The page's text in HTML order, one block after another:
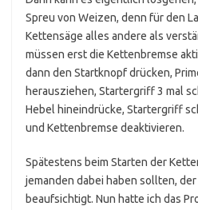
Spreu von Weizen, denn für den
Kettensäge alles andere als
müssen erst die Kettenbremse
dann den Startknopf drücken,
herausziehen, Startergriff 3 mal
Hebel hineindrücke, Startergriff
und Kettenbremse deaktivieren.
Spätestens beim Starten der
jemanden dabei haben sollten, der
beaufsichtigt. Nun hatte ich das